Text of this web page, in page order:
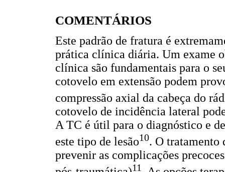
COMENTÁRIOS
Este padrão de fratura é
prática clínica diária. Um exame
clínica são fundamentais para o
cotovelo em extensão podem
compressão axial da cabeça do
cotovelo de incidência lateral
A TC é útil para o diagnóstico e
este tipo de lesão10. O tratamento
prevenir as complicações
11